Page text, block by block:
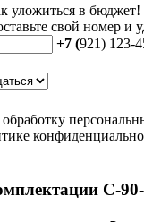
уложиться в бюджет!
свой номер и
+7 (921) 123-
обработку
С-